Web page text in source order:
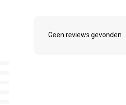
Geen reviews gevonden...